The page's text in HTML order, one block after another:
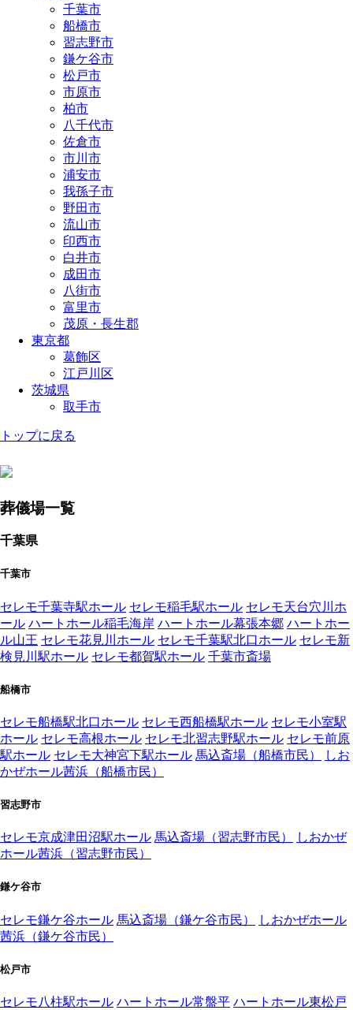
千葉市
船橋市
習志野市
鎌ケ谷市
松戸市
市原市
柏市
八千代市
佐倉市
市川市
浦安市
我孫子市
野田市
流山市
印西市
白井市
成田市
八街市
富里市
茂原・長生郡
東京都
葛飾区
江戸川区
茨城県
取手市
トップに戻る
葬儀場一覧
千葉県
千葉市
セレモ千葉寺駅ホール セレモ稲毛駅ホール セレモ天台穴川ホ
ール ハートホール稲毛海岸 ハートホール幕張本郷 ハートホー
ル山王 セレモ花見川ホール セレモ千葉駅北口ホール セレモ新
検見川駅ホール セレモ都賀駅ホール 千葉市斎場
船橋市
セレモ船橋駅北口ホール セレモ西船橋駅ホール セレモ小室駅
ホール セレモ高根ホール セレモ北習志野駅ホール セレモ前原
駅ホール セレモ大神宮下駅ホール 馬込斎場（船橋市民）
しお
かぜホール茜浜（船橋市民）
習志野市
セレモ京成津田沼駅ホール 馬込斎場（習志野市民）
しおかぜ
ホール茜浜（習志野市民）
鎌ケ谷市
セレモ鎌ケ谷ホール 馬込斎場（鎌ケ谷市民）
しおかぜホール
茜浜（鎌ケ谷市民）
松戸市
セレモ八柱駅ホール ハートホール常盤平 ハートホール東松戸